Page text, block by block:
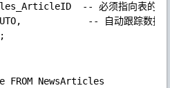
,
-- 自动跟踪数据
;